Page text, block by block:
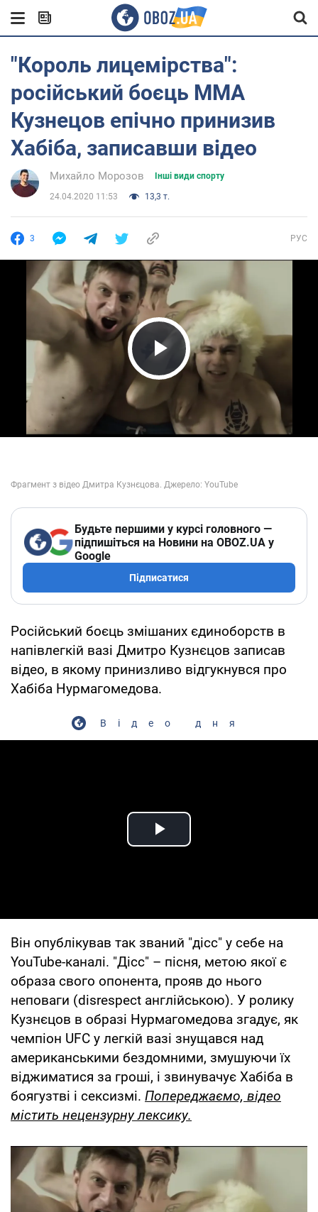
"Король лицемірства":
російський боєць MMA
Кузнецов епічно принизив
Хабіба, записавши відео
Михайло Морозов Інші види спорту
24.04.2020 11:53 13,3 т.
3 РУС
Play Video
Будьте першими у курсі головного —
підпишіться на Новини на OBOZ.UA у
Google
Підписатися
Російський боєць змішаних єдиноборств в
напівлегкій вазі Дмитро Кузнєцов записав
відео, в якому принизливо відгукнувся про
Хабіба Нурмагомедова.
Відео дня
Play Video
Він опублікував так званий "дісс" у себе на
YouTube-каналі. "Дісс" – пісня, метою якої є
образа свого опонента, прояв до нього
неповаги (disrespect англійською). У ролику
Кузнєцов в образі Нурмагомедова згадує, як
чемпіон UFC у легкій вазі знущався над
американськими бездомними, змушуючи їх
віджиматися за гроші, і звинувачує Хабіба в
боягузтві і сексизмі. Попереджаємо, відео
містить нецензурну лексику.